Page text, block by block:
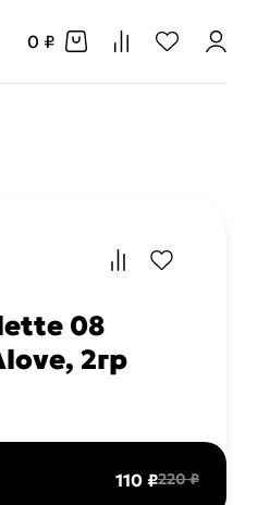
0 ₽
08
2гр
110 ₽220 ₽